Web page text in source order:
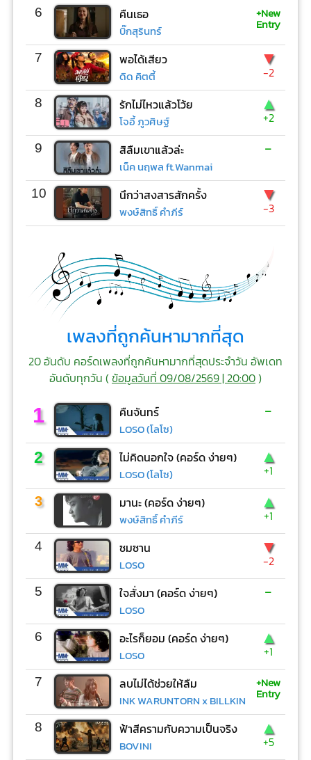
6 คืนเธอ
บิ๊กสุรินทร์
+New
Entry
7 พอได้เสียว
ดิด คิตตี้
▼
-2
8 รักไม่ไหวแล้วโว้ย
โจอี้ ภูวศิษฐ์
▲
+2
9 สิลืมเขาแล้วล่ะ
เน็ค นฤพล ft.Wanmai
-
10 นึกว่าสงสารสักครั้ง
พงษ์สิทธิ์ คำภีร์
▼
-3
เพลงที่ถูกค้นหามากที่สุด
20 อันดับ คอร์ดเพลงที่ถูกค้นหามากที่สุดประจำวัน อัพเดท
อันดับทุกวัน (ข้อมูลวันที่ 09/08/2569 | 20:00)
1 คืนจันทร์
LOSO (โลโซ)
-
2 ไม่คิดนอกใจ (คอร์ด ง่ายๆ)
LOSO (โลโซ)
▲
+1
3 มานะ (คอร์ด ง่ายๆ)
พงษ์สิทธิ์ คำภีร์
▲
+1
4 ซมซาน
LOSO
▼
-2
5 ใจสั่งมา (คอร์ด ง่ายๆ)
LOSO
-
6 อะไรก็ยอม (คอร์ด ง่ายๆ)
LOSO
▲
+1
7 ลบไม่ได้ช่วยให้ลืม
INK WARUNTORN x BILLKIN
+New
Entry
8 ฟ้าสีครามกับความเป็นจริง
BOVINI
▲
+5